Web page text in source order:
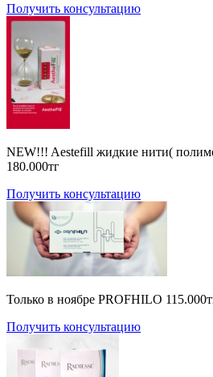
Получить консультацию
NEW!!! Aestefill жидкие нити(
180.000тг
Получить консультацию
Только в ноябре PROFHILO
Получить консультацию